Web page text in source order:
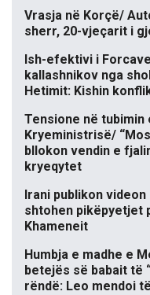
Vrasja në Korçë/
sherr, 20-vjeçarit i
Ish-efektivi i
kallashnikov nga
Hetimit: Kishin
Tensione në tubimin
Kryeministrisë/
bllokon vendin e
kryeqytet
Irani publikon
shtohen pikëpyetjet
Khameneit
Humbja e madhe e
betejës së babait të
rëndë: Leo mendoi